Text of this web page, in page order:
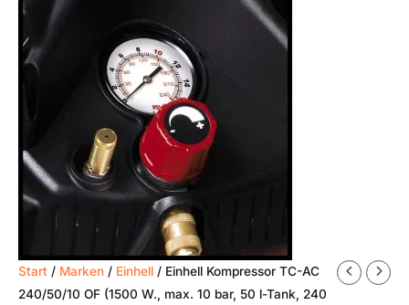
Start / Marken / Einhell / Einhell Kompressor TC-AC
240/50/10 OF (1500 W., max. 10 bar, 50 l-Tank, 240